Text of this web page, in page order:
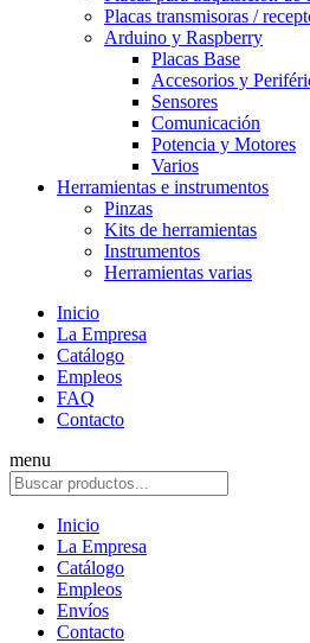
Placas transmisoras /
Arduino y Raspberry
Placas Base
Accesorios y
Sensores
Comunicación
Potencia y Motores
Varios
Herramientas e instrumentos
Pinzas
Kits de herramientas
Instrumentos
Herramientas varias
Inicio
La Empresa
Catálogo
Empleos
FAQ
Contacto
menu
Inicio
La Empresa
Catálogo
Empleos
Envíos
Contacto